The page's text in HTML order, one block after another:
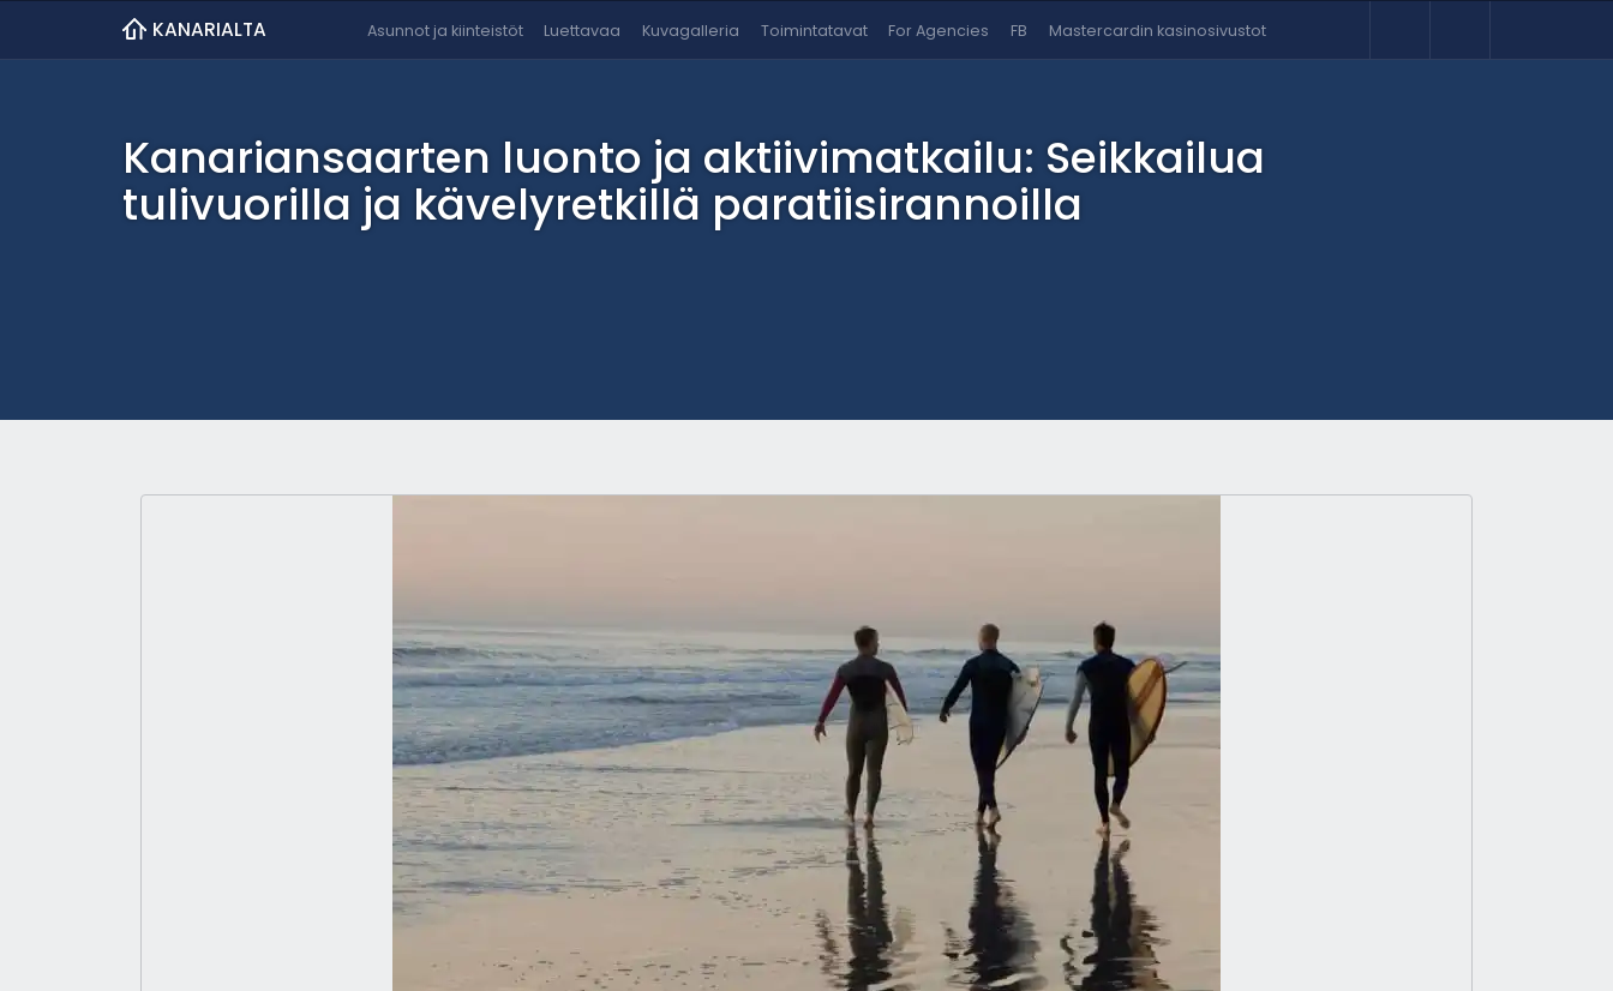
KANARIALTA Asunnot ja kiinteistöt Luettavaa Kuvagalleria Toimintatavat For Agencies FB Mastercardin kasinosivustot
Kanariansaarten luonto ja aktiivimatkailu: Seikkailua
tulivuorilla ja kävelyretkillä paratiisirannoilla